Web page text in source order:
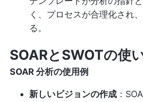
く、プロセスが合理化され
る。
SOARとSWOTの使
SOAR 分析の使用例
新しいビジョンの作成 ：